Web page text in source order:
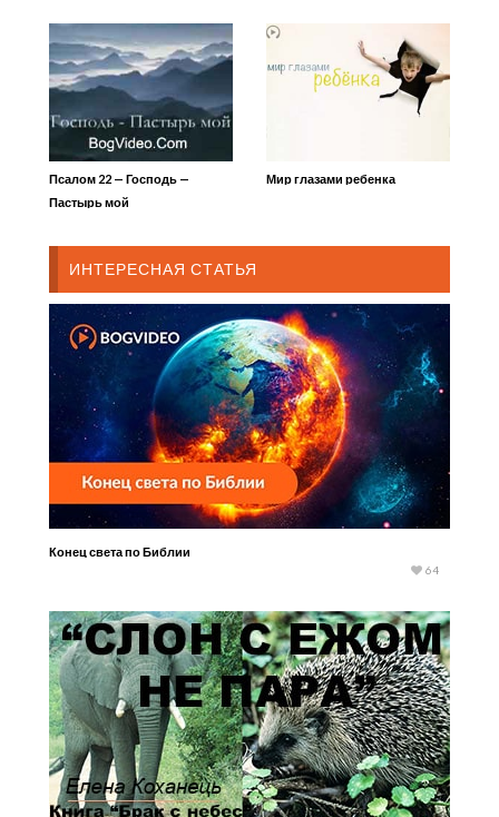
Псалом 22 — Господь —
Пастырь мой
Мир глазами ребенка
ИНТЕРЕСНАЯ СТАТЬЯ
Конец света по Библии
64